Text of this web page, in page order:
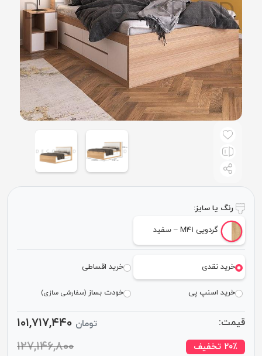
رنگ یا سایز:
گردویی M۴۱ – سفید
خرید نقدی خرید اقساطی
خرید اسنپ پی خودت بساز(سفارشی سازی)
قیمت: تومان ۱۰۱,۷۱۷,۴۴۰
۲۰٪ تخفیف ۱۲۷,۱۴۶,۸۰۰